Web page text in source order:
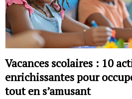
Vacances scolaires : 10
enrichissantes pour
tout en s’amusant